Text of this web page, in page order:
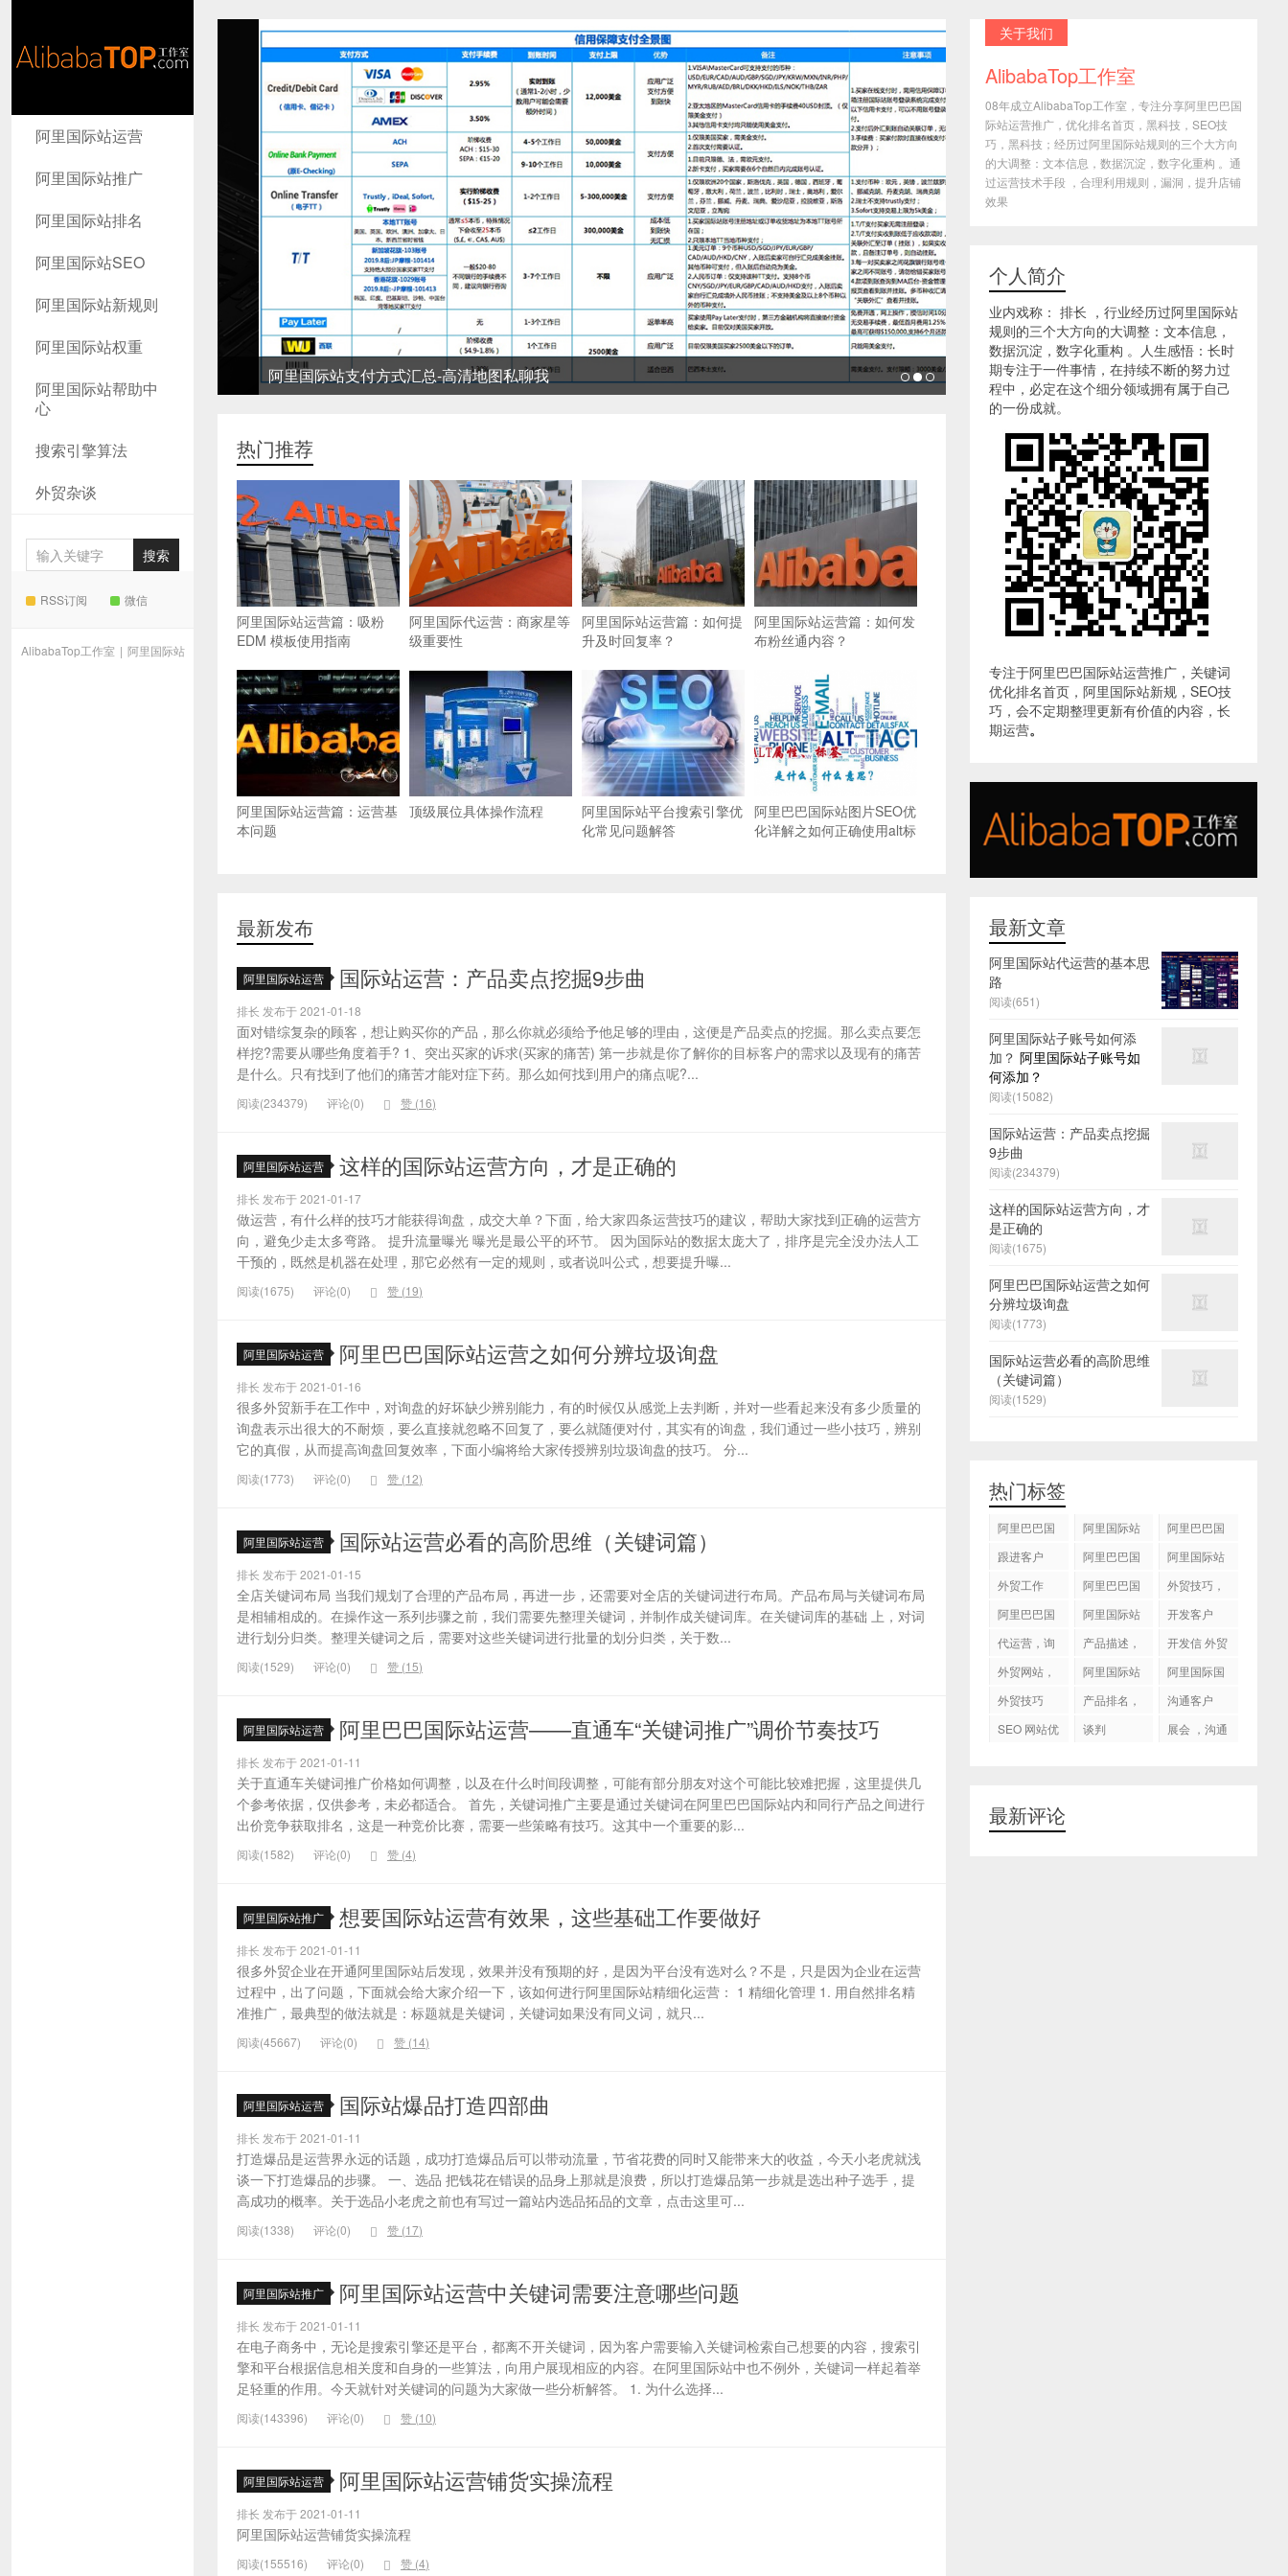
AlibabaTop
工作室
阿里国际站运营
阿里国际站推广
阿里国际站排名
阿里国际站SEO
阿里国际站新规则
阿里国际站权重
阿里国际站帮助中
心
搜索引擎算法
外贸杂谈
RSS订阅 微信
AlibabaTop工作室 | 阿里国际站
阿里国际站支付方式汇总-高清地图私聊我
热门推荐
阿里国际站运营篇：吸粉
EDM 模板使用指南
阿里国际代运营：商家星等
级重要性
阿里国际站运营篇：如何提
升及时回复率？
阿里国际站运营篇：如何发
布粉丝通内容？
阿里国际站运营篇：运营基
本问题
顶级展位具体操作流程
阿里国际站平台搜索引擎优
化常见问题解答
阿里巴巴国际站图片SEO优
化详解之如何正确使用alt标
最新发布
阿里国际站运营 国际站运营：产品卖点挖掘9步曲
排长 发布于 2021-01-18
面对错综复杂的顾客，想让购买你的产品，那么你就必须给予他足够的理由，这便是产品卖点的挖掘。那么卖点要怎
样挖?需要从哪些角度着手? 1、突出买家的诉求(买家的痛苦) 第一步就是你了解你的目标客户的需求以及现有的痛苦
是什么。只有找到了他们的痛苦才能对症下药。那么如何找到用户的痛点呢?...
阅读(234379) 评论(0) 赞 (16)
阿里国际站运营 这样的国际站运营方向，才是正确的
排长 发布于 2021-01-17
做运营，有什么样的技巧才能获得询盘，成交大单？下面，给大家四条运营技巧的建议，帮助大家找到正确的运营方
向，避免少走太多弯路。 提升流量曝光 曝光是最公平的环节。 因为国际站的数据太庞大了，排序是完全没办法人工
干预的，既然是机器在处理，那它必然有一定的规则，或者说叫公式，想要提升曝...
阅读(1675) 评论(0) 赞 (19)
阿里国际站运营 阿里巴巴国际站运营之如何分辨垃圾询盘
排长 发布于 2021-01-16
很多外贸新手在工作中，对询盘的好坏缺少辨别能力，有的时候仅从感觉上去判断，并对一些看起来没有多少质量的
询盘表示出很大的不耐烦，要么直接就忽略不回复了，要么就随便对付，其实有的询盘，我们通过一些小技巧，辨别
它的真假，从而提高询盘回复效率，下面小编将给大家传授辨别垃圾询盘的技巧。 分...
阅读(1773) 评论(0) 赞 (12)
阿里国际站运营 国际站运营必看的高阶思维（关键词篇）
排长 发布于 2021-01-15
全店关键词布局 当我们规划了合理的产品布局，再进一步，还需要对全店的关键词进行布局。产品布局与关键词布局
是相辅相成的。在操作这一系列步骤之前，我们需要先整理关键词，并制作成关键词库。在关键词库的基础 上，对词
进行划分归类。整理关键词之后，需要对这些关键词进行批量的划分归类，关于数...
阅读(1529) 评论(0) 赞 (15)
阿里国际站运营 阿里巴巴国际站运营——直通车“关键词推广”调价节奏技巧
排长 发布于 2021-01-11
关于直通车关键词推广价格如何调整，以及在什么时间段调整，可能有部分朋友对这个可能比较难把握，这里提供几
个参考依据，仅供参考，未必都适合。 首先，关键词推广主要是通过关键词在阿里巴巴国际站内和同行产品之间进行
出价竞争获取排名，这是一种竞价比赛，需要一些策略有技巧。这其中一个重要的影...
阅读(1582) 评论(0) 赞 (4)
阿里国际站推广 想要国际站运营有效果，这些基础工作要做好
排长 发布于 2021-01-11
很多外贸企业在开通阿里国际站后发现，效果并没有预期的好，是因为平台没有选对么？不是，只是因为企业在运营
过程中，出了问题，下面就会给大家介绍一下，该如何进行阿里国际站精细化运营： 1 精细化管理 1. 用自然排名精
准推广，最典型的做法就是：标题就是关键词，关键词如果没有同义词，就只...
阅读(45667) 评论(0) 赞 (14)
阿里国际站运营 国际站爆品打造四部曲
排长 发布于 2021-01-11
打造爆品是运营界永远的话题，成功打造爆品后可以带动流量，节省花费的同时又能带来大的收益，今天小老虎就浅
谈一下打造爆品的步骤。 一、选品 把钱花在错误的品身上那就是浪费，所以打造爆品第一步就是选出种子选手，提
高成功的概率。关于选品小老虎之前也有写过一篇站内选品拓品的文章，点击这里可...
阅读(1338) 评论(0) 赞 (17)
阿里国际站推广 阿里国际站运营中关键词需要注意哪些问题
排长 发布于 2021-01-11
在电子商务中，无论是搜索引擎还是平台，都离不开关键词，因为客户需要输入关键词检索自己想要的内容，搜索引
擎和平台根据信息相关度和自身的一些算法，向用户展现相应的内容。在阿里国际站中也不例外，关键词一样起着举
足轻重的作用。今天就针对关键词的问题为大家做一些分析解答。 1. 为什么选择...
阅读(143396) 评论(0) 赞 (10)
阿里国际站运营 阿里国际站运营铺货实操流程
排长 发布于 2021-01-11
阿里国际站运营铺货实操流程
阅读(155516) 评论(0) 赞 (4)
关于我们
AlibabaTop工作室
08年成立AlibabaTop工作室，专注分享阿里巴巴国
际站运营推广，优化排名首页，黑科技，SEO技
巧，黑科技；经历过阿里国际站规则的三个大方向
的大调整：文本信息，数据沉淀，数字化重构 。通
过运营技术手段 ，合理利用规则，漏洞，提升店铺
效果
个人简介
业内戏称： 排长 ，行业经历过阿里国际站
规则的三个大方向的大调整：文本信息，
数据沉淀，数字化重构 。人生感悟：长时
期专注于一件事情，在持续不断的努力过
程中，必定在这个细分领域拥有属于自己
的一份成就。
专注于阿里巴巴国际站运营推广，关键词
优化排名首页，阿里国际站新规，SEO技
巧，会不定期整理更新有价值的内容，长
期运营。
最新文章
阿里国际站代运营的基本思
路
阅读(651)
阿里国际站子账号如何添
加？ 阿里国际站子账号如
何添加？
阅读(15082)
国际站运营：产品卖点挖掘
9步曲
阅读(234379)
这样的国际站运营方向，才
是正确的
阅读(1675)
阿里巴巴国际站运营之如何
分辨垃圾询盘
阅读(1773)
国际站运营必看的高阶思维
（关键词篇）
阅读(1529)
热门标签
阿里巴巴国
阿里国际站
国际站托管
服务，阿里
服务
阿里巴巴国
跟进客户
阿里巴巴国
阿里国际站
外贸工作
阿里巴巴国
作
外贸技巧，
阿里巴巴国
化
阿里国际站
开发客户
代运营，询
产品描述，
开发信 外贸
外贸网站，
阿里国际站
阿里国际国
外贸技巧
产品排名，
沟通客户
SEO 网站优
谈判
展会 ，沟通
最新评论